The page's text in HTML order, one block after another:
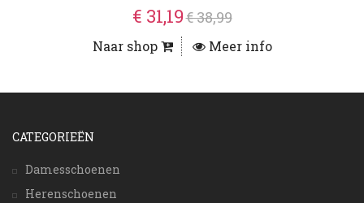
€ 31,19€ 38,99
Naar shop Meer info
CATEGORIEËN
Damesschoenen
Herenschoenen